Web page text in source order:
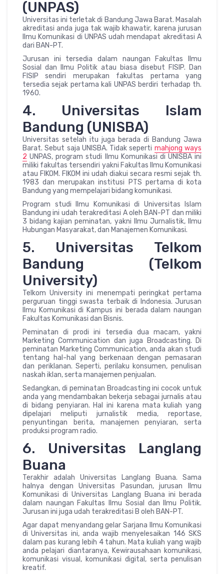
(UNPAS)
Universitas ini terletak di Bandung Jawa Barat. Masalah
akreditasi anda juga tak wajib khawatir, karena jurusan
Ilmu Komunikasi di UNPAS udah mendapat akreditasi A
dari BAN-PT.
Jurusan ini tersedia dalam naungan Fakultas Ilmu
Sosial dan Ilmu Politik atau biasa disebut FISIP. Dan
FISIP sendiri merupakan fakultas pertama yang
tersedia sejak pertama kali UNPAS berdiri terhadap th.
1960.
4. Universitas Islam
Bandung (UNISBA)
Universitas setelah itu juga berada di Bandung Jawa
Barat. Sebut saja UNISBA. Tidak seperti mahjong ways
2 UNPAS, program studi Ilmu Komunikasi di UNISBA ini
miliki fakultas tersendiri yakni Fakultas Ilmu Komunikasi
atau FIKOM. FIKOM ini udah diakui secara resmi sejak th.
1983 dan merupakan institusi PTS pertama di kota
Bandung yang mempelajari bidang komunikasi.
Program studi Ilmu Komunikasi di Universitas Islam
Bandung ini udah terakreditasi A oleh BAN-PT dan miliki
3 bidang kajian peminatan, yakni Ilmu Jurnalistik, Ilmu
Hubungan Masyarakat, dan Manajemen Komunikasi.
5. Universitas Telkom
Bandung (Telkom
University)
Telkom University ini menempati peringkat pertama
perguruan tinggi swasta terbaik di Indonesia. Jurusan
Ilmu Komunikasi di Kampus ini berada dalam naungan
Fakultas Komunikasi dan Bisnis.
Peminatan di prodi ini tersedia dua macam, yakni
Marketing Communication dan juga Broadcasting. Di
peminatan Marketing Communication, anda akan studi
tentang hal-hal yang berkenaan dengan pemasaran
dan periklanan. Seperti, perilaku konsumen, penulisan
naskah iklan, serta manajemen penjualan.
Sedangkan, di peminatan Broadcasting ini cocok untuk
anda yang mendambakan bekerja sebagai jurnalis atau
di bidang penyiaran. Hal ini karena mata kuliah yang
dipelajari meliputi jurnalistik media, reportase,
penyuntingan berita, manajemen penyiaran, serta
produksi program radio.
6. Universitas Langlang
Buana
Terakhir adalah Universitas Langlang Buana. Sama
halnya dengan Universitas Pasundan, jurusan Ilmu
Komunikasi di Universitas Langlang Buana ini berada
dalam naungan Fakultas Ilmu Sosial dan Ilmu Politik.
Jurusan ini juga udah terakreditasi B oleh BAN-PT.
Agar dapat menyandang gelar Sarjana Ilmu Komunikasi
di Universitas ini, anda wajib menyelesaikan 146 SKS
dalam pas kurang lebih 4 tahun. Mata kuliah yang wajib
anda pelajari diantaranya, Kewirausahaan komunikasi,
komunikasi visual, komunikasi digital, serta penulisan
kreatif.